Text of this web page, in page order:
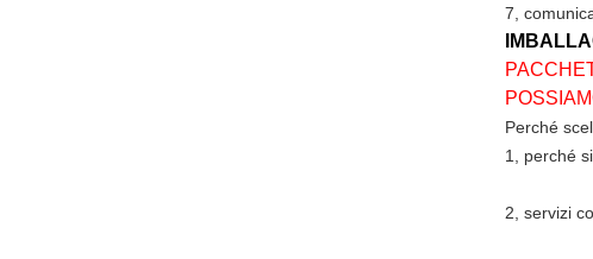
7,
Perché
1, perché
2, servizi